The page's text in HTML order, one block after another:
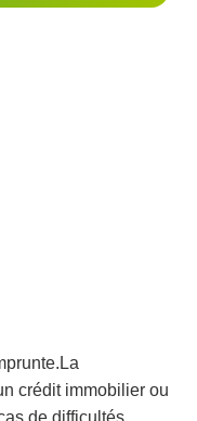
crédit immobilier ou
de difficultés